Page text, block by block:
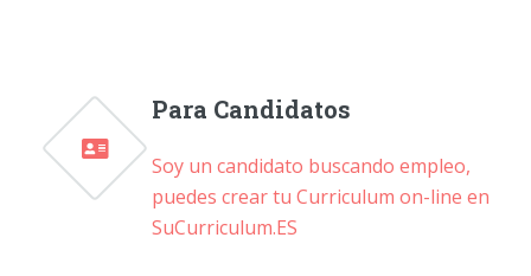
Para Candidatos
Soy un candidato buscando empleo,
puedes crear tu Curriculum on-line en
SuCurriculum.ES